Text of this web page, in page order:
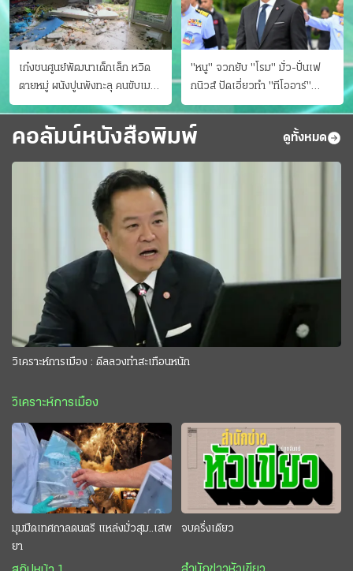
เก๋งชนศูนย์พัฒนาเด็กเล็ก หวิด
ตายหมู่ ผนังปูนพังทะลุ คนขับเมา
ยา
"หนู" จวกยับ "โรม" มั่ว-ปั่นเฟ
กนิวส์ ปัดเอี่ยวทํา "ทีโออาร์"
ต้นทางโกงสอบฉาว
คอลัมน์หนังสือพิมพ์ ดูทั้งหมด
วิเคราะห์การเมือง : ดีลลวงทำสะเทือนหนัก
วิเคราะห์การเมือง
มุมมืดเทศกาลดนตรี แหล่งมั่วสุม..เสพ
ยา
จบครึ่งเดียว